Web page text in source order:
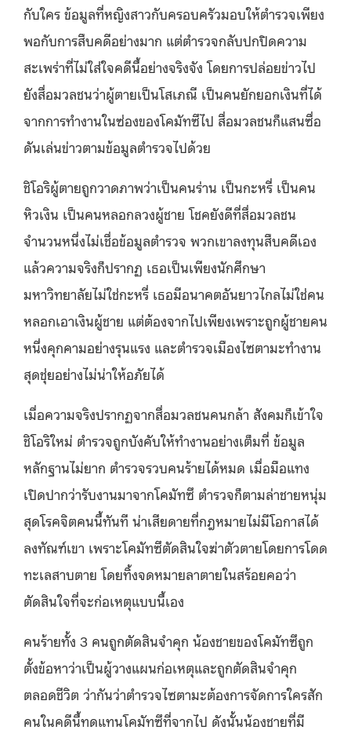
กับใคร ข้อมูลที่หญิงสาวกับครอบครัวมอบให้ตำรวจเพียง
พอกับการสืบคดีอย่างมาก แต่ตำรวจกลับปกปิดความ
สะเพร่าที่ไม่ใส่ใจคดีนี้อย่างจริงจัง โดยการปล่อยข่าวไป
ยังสื่อมวลชนว่าผู้ตายเป็นโสเภณี เป็นคนยักยอกเงินที่ได้
จากการทำงานในซ่องของโคมัทซึไป สื่อมวลชนก็แสนซื่อ
ดันเล่นข่าวตามข้อมูลตำรวจไปด้วย
ชิโอริผู้ตายถูกวาดภาพว่าเป็นคนร่าน เป็นกะหรี่ เป็นคน
หิวเงิน เป็นคนหลอกลวงผู้ชาย โชคยังดีที่สื่อมวลชน
จำนวนหนึ่งไม่เชื่อข้อมูลตำรวจ พวกเขาลงทุนสืบคดีเอง
แล้วความจริงก็ปรากฏ เธอเป็นเพียงนักศึกษา
มหาวิทยาลัยไม่ใช่กะหรี่ เธอมีอนาคตอันยาวไกลไม่ใช่คน
หลอกเอาเงินผู้ชาย แต่ต้องจากไปเพียงเพราะถูกผู้ชายคน
หนึ่งคุกคามอย่างรุนแรง และตำรวจเมืองไซตามะทำงาน
สุดชุ่ยอย่างไม่น่าให้อภัยได้
เมื่อความจริงปรากฏจากสื่อมวลชนคนกล้า สังคมก็เข้าใจ
ชิโอริใหม่ ตำรวจถูกบังคับให้ทำงานอย่างเต็มที่ ข้อมูล
หลักฐานไม่ยาก ตำรวจรวบคนร้ายได้หมด เมื่อมือแทง
เปิดปากว่ารับงานมาจากโคมัทซึ ตำรวจก็ตามล่าชายหนุ่ม
สุดโรคจิตคนนี้ทันที น่าเสียดายที่กฎหมายไม่มีโอกาสได้
ลงทัณฑ์เขา เพราะโคมัทซึตัดสินใจฆ่าตัวตายโดยการโดด
ทะเลสาบตาย โดยทิ้งจดหมายลาตายในสร้อยคอว่า
ตัดสินใจที่จะก่อเหตุแบบนี้เอง
คนร้ายทั้ง 3 คนถูกตัดสินจำคุก น้องชายของโคมัทซึถูก
ตั้งข้อหาว่าเป็นผู้วางแผนก่อเหตุและถูกตัดสินจำคุก
ตลอดชีวิต ว่ากันว่าตำรวจไซตามะต้องการจัดการใครสัก
คนในคดีนี้ทดแทนโคมัทซึที่จากไป ดังนั้นน้องชายที่มี